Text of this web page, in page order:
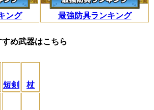
ング 最強防具ランキング
め武器はこちら
短剣 杖